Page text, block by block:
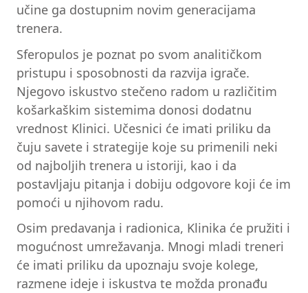
učine ga dostupnim novim generacijama
trenera.
Sferopulos je poznat po svom analitičkom
pristupu i sposobnosti da razvija igrače.
Njegovo iskustvo stečeno radom u različitim
košarkaškim sistemima donosi dodatnu
vrednost Klinici. Učesnici će imati priliku da
čuju savete i strategije koje su primenili neki
od najboljih trenera u istoriji, kao i da
postavljaju pitanja i dobiju odgovore koji će im
pomoći u njihovom radu.
Osim predavanja i radionica, Klinika će pružiti i
mogućnost umrežavanja. Mnogi mladi treneri
će imati priliku da upoznaju svoje kolege,
razmene ideje i iskustva te možda pronađu